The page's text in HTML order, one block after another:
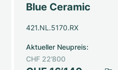
Blue Ceramic
421.NL.5170.RX
Aktueller Neupreis:
CHF 22’800